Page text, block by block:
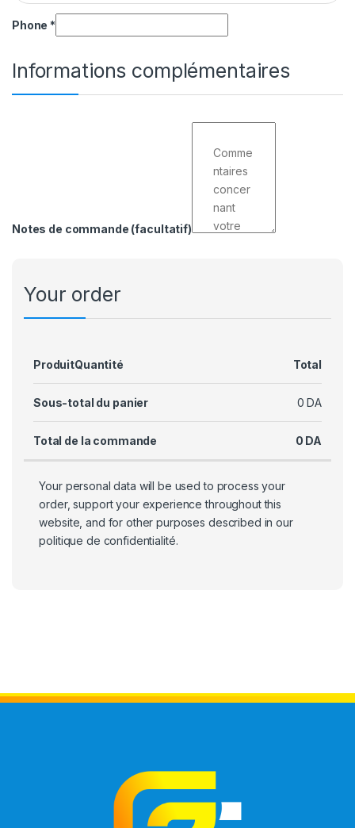
Phone *
Informations complémentaires
Notes de commande (facultatif)
Your order
ProduitQuantité Total
Sous-total du panier 0 DA
Total de la commande 0 DA
Your personal data will be used to process your
order, support your experience throughout this
website, and for other purposes described in our
politique de confidentialité.